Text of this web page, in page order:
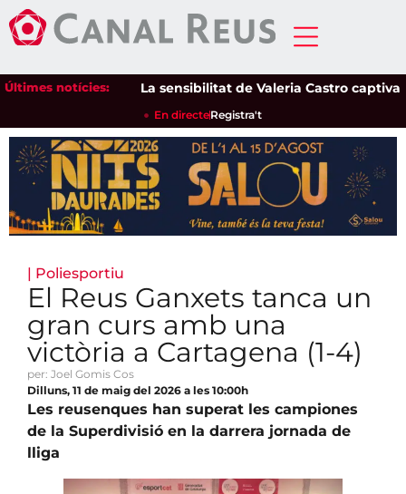
Últimes notícies: La sensibilitat de Valeria Castro captiva el
En directeRegistra't
| Poliesportiu
El Reus Ganxets tanca un
gran curs amb una
victòria a Cartagena (1-4)
per: Joel Gomis Cos
Dilluns, 11 de maig del 2026 a les 10:00h
Les reusenques han superat les campiones
de la Superdivisió en la darrera jornada de
lliga